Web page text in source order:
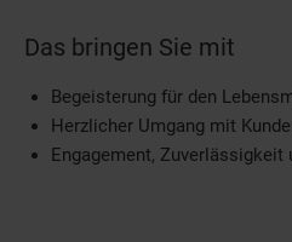
Das bringen Sie mit
Begeisterung für den
Herzlicher Umgang mit
Engagement, Zuverlässigkeit